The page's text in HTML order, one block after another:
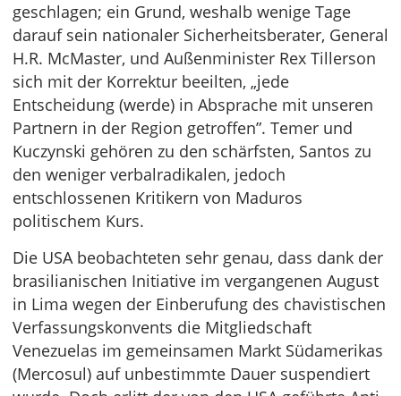
geschlagen; ein Grund, weshalb wenige Tage
darauf sein nationaler Sicherheitsberater, General
H.R. McMaster, und Außenminister Rex Tillerson
sich mit der Korrektur beeilten, „jede
Entscheidung (werde) in Absprache mit unseren
Partnern in der Region getroffen”. Temer und
Kuczynski gehören zu den schärfsten, Santos zu
den weniger verbalradikalen, jedoch
entschlossenen Kritikern von Maduros
politischem Kurs.
Die USA beobachteten sehr genau, dass dank der
brasilianischen Initiative im vergangenen August
in Lima wegen der Einberufung des chavistischen
Verfassungskonvents die Mitgliedschaft
Venezuelas im gemeinsamen Markt Südamerikas
(Mercosul) auf unbestimmte Dauer suspendiert